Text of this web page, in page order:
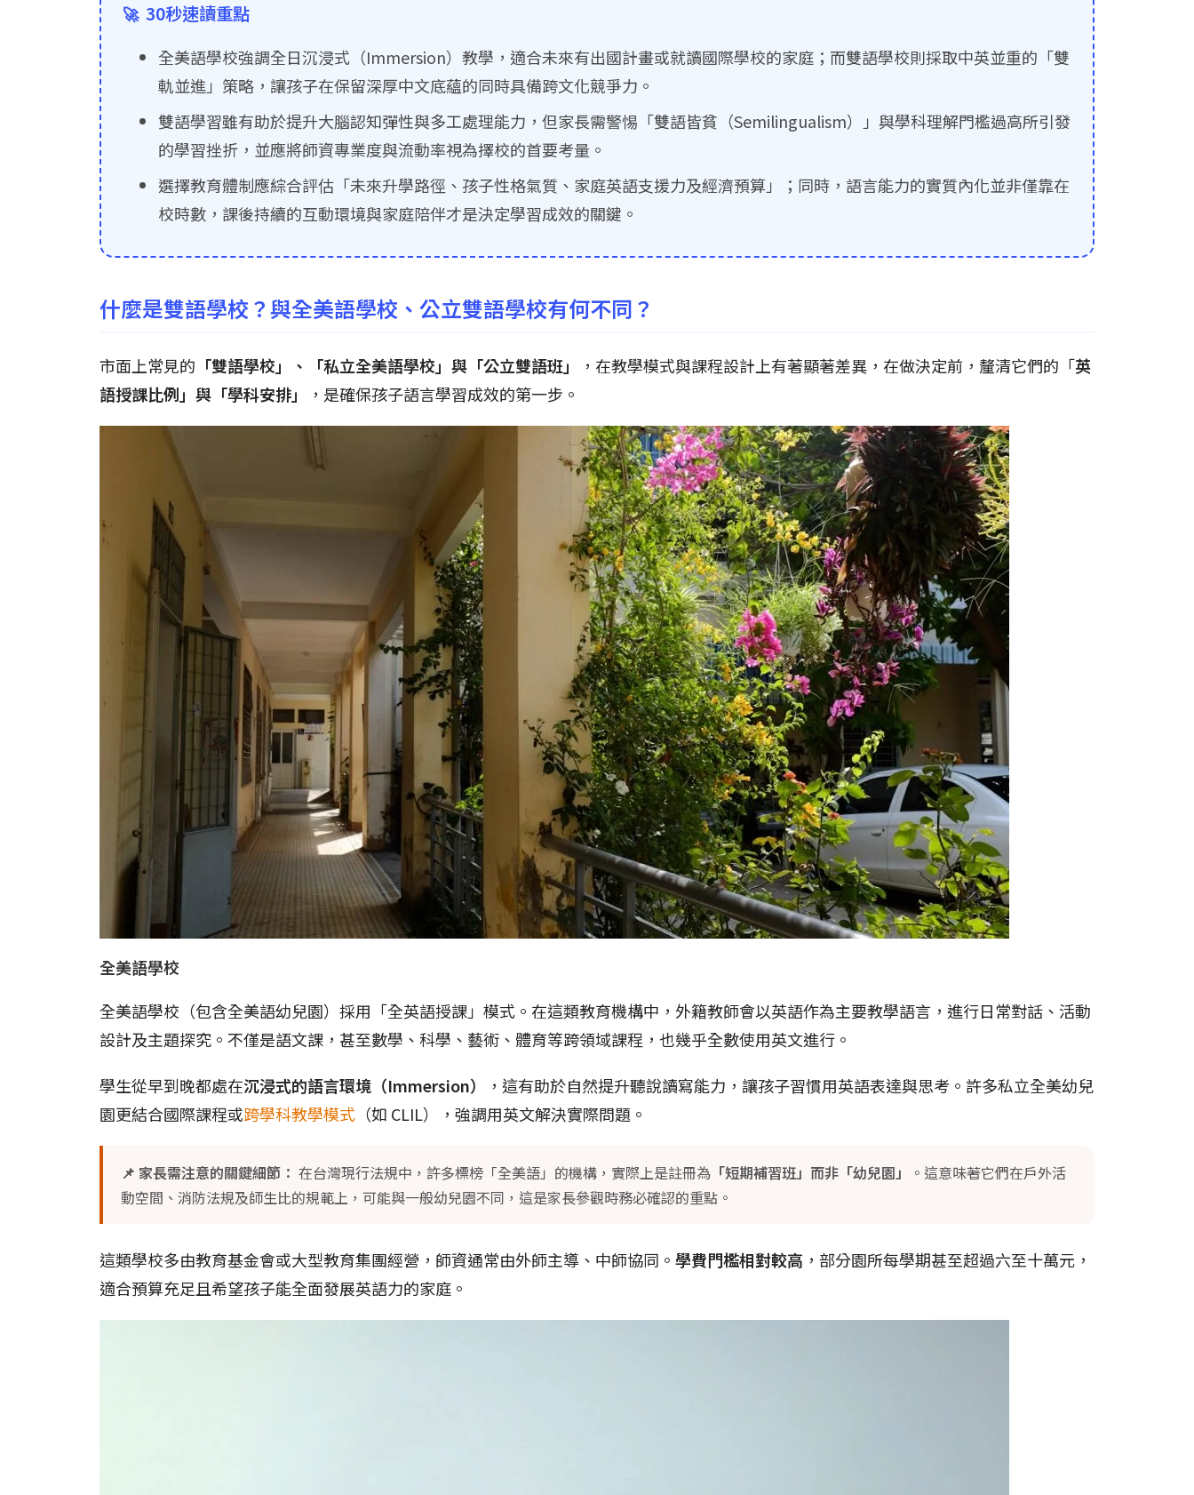
🚀 30秒速讀重點
全美語學校強調全日沉浸式（Immersion）教學，適合未來有出國計畫或就讀國際學校的家庭；而雙語學校則採取中英並重的「雙
軌並進」策略，讓孩子在保留深厚中文底蘊的同時具備跨文化競爭力。
雙語學習雖有助於提升大腦認知彈性與多工處理能力，但家長需警惕「雙語皆貧（Semilingualism）」與學科理解門檻過高所引發
的學習挫折，並應將師資專業度與流動率視為擇校的首要考量。
選擇教育體制應綜合評估「未來升學路徑、孩子性格氣質、家庭英語支援力及經濟預算」；同時，語言能力的實質內化並非僅靠在
校時數，課後持續的互動環境與家庭陪伴才是決定學習成效的關鍵。
什麼是雙語學校？與全美語學校、公立雙語學校有何不同？
市面上常見的 「雙語學校」、「私立全美語學校」與「公立雙語班」 ，在教學模式與課程設計上有著顯著差異，在做決定前，釐清它們的「英
語授課比例」與「學科安排」
，是確保孩子語言學習成效的第一步。
全美語學校
全美語學校（包含全美語幼兒園）採用「全英語授課」模式。在這類教育機構中，外籍教師會以英語作為主要教學語言，進行日常對話、活動
設計及主題探究。不僅是語文課，甚至數學、科學、藝術、體育等跨領域課程，也幾乎全數使用英文進行。
學生從早到晚都處在沉浸式的語言環境（Immersion）
，這有助於自然提升聽說讀寫能力，讓孩子習慣用英語表達與思考。許多私立全美幼兒
園更結合國際課程或跨學科教學模式 （如 CLIL），強調用英文解決實際問題。
📌 家長需注意的關鍵細節： 在台灣現行法規中，許多標榜「全美語」的機構，實際上是註冊為 「短期補習班」而非「幼兒園」
。這意味著它們在戶外活
動空間、消防法規及師生比的規範上，可能與一般幼兒園不同，這是家長參觀時務必確認的重點。
這類學校多由教育基金會或大型教育集團經營，師資通常由外師主導、中師協同。 學費門檻相對較高 ，部分園所每學期甚至超過六至十萬元，
適合預算充足且希望孩子能全面發展英語力的家庭。